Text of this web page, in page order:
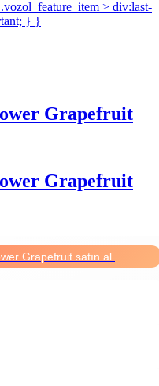
> div:last-
} }
Grapefruit
Grapefruit
Grapefruit satın al.